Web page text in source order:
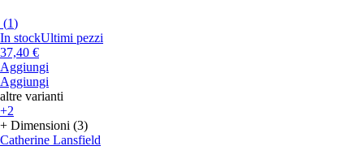
(1)
In stockUltimi pezzi
37,40 €
Aggiungi
Aggiungi
altre varianti
+2
+ Dimensioni (3)
Catherine Lansfield